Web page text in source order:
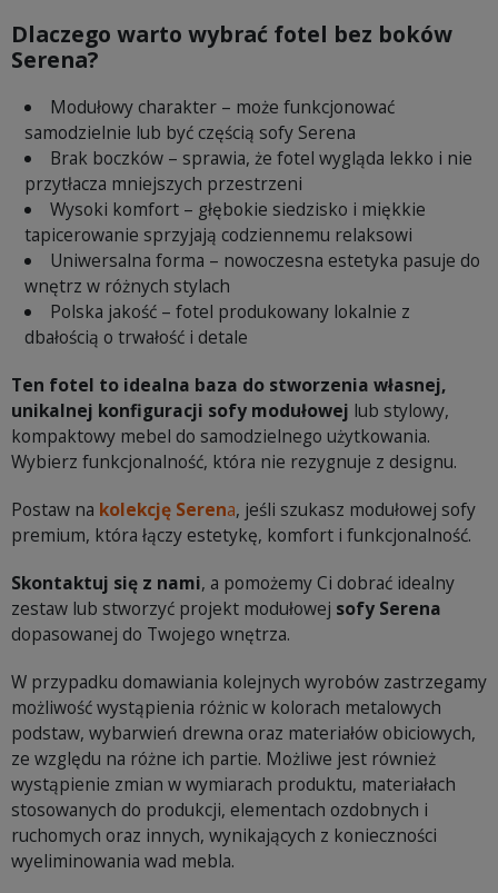
Dlaczego warto wybrać fotel bez boków
Serena?
Modułowy charakter – może funkcjonować
samodzielnie lub być częścią sofy Serena
Brak boczków – sprawia, że fotel wygląda lekko i nie
przytłacza mniejszych przestrzeni
Wysoki komfort – głębokie siedzisko i miękkie
tapicerowanie sprzyjają codziennemu relaksowi
Uniwersalna forma – nowoczesna estetyka pasuje do
wnętrz w różnych stylach
Polska jakość – fotel produkowany lokalnie z
dbałością o trwałość i detale
Ten fotel to idealna baza do stworzenia własnej,
unikalnej konfiguracji sofy modułowej lub stylowy,
kompaktowy mebel do samodzielnego użytkowania.
Wybierz funkcjonalność, która nie rezygnuje z designu.
Postaw na kolekcję Serena, jeśli szukasz modułowej sofy
premium, która łączy estetykę, komfort i funkcjonalność.
Skontaktuj się z nami, a pomożemy Ci dobrać idealny
zestaw lub stworzyć projekt modułowej sofy Serena
dopasowanej do Twojego wnętrza.
W przypadku domawiania kolejnych wyrobów zastrzegamy
możliwość wystąpienia różnic w kolorach metalowych
podstaw, wybarwień drewna oraz materiałów obiciowych,
ze względu na różne ich partie. Możliwe jest również
wystąpienie zmian w wymiarach produktu, materiałach
stosowanych do produkcji, elementach ozdobnych i
ruchomych oraz innych, wynikających z konieczności
wyeliminowania wad mebla.